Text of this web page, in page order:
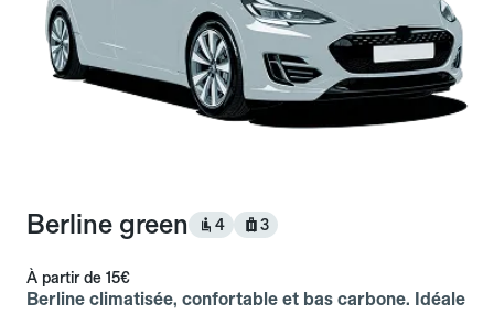
Berline green 4 3
À partir de 15€
Berline climatisée, confortable et bas carbone. Idéale